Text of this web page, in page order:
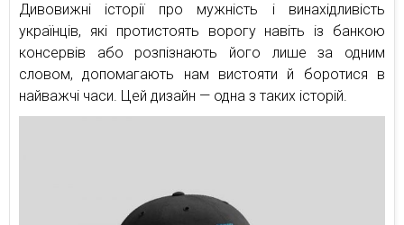
Дивовижні історії про мужність і винахідливість
українців, які протистоять ворогу навіть із банкою
консервів або розпізнають його лише за одним
словом, допомагають нам вистояти й боротися в
найважчі часи. Цей дизайн — одна з таких історій.